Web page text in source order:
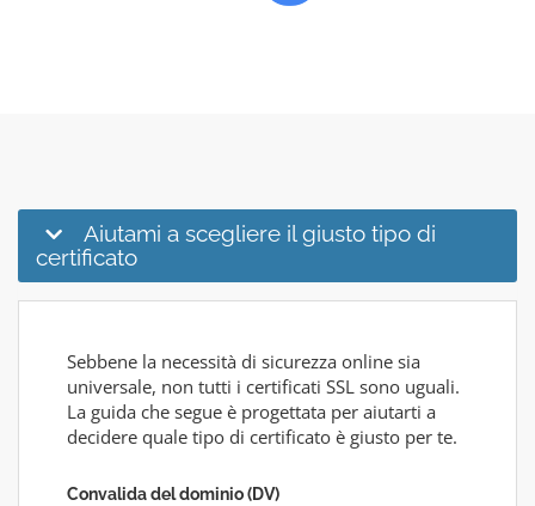
Aiutami a scegliere il giusto tipo di
certificato
Sebbene la necessità di sicurezza online sia
universale, non tutti i certificati SSL sono uguali.
La guida che segue è progettata per aiutarti a
decidere quale tipo di certificato è giusto per te.
Convalida del dominio (DV)